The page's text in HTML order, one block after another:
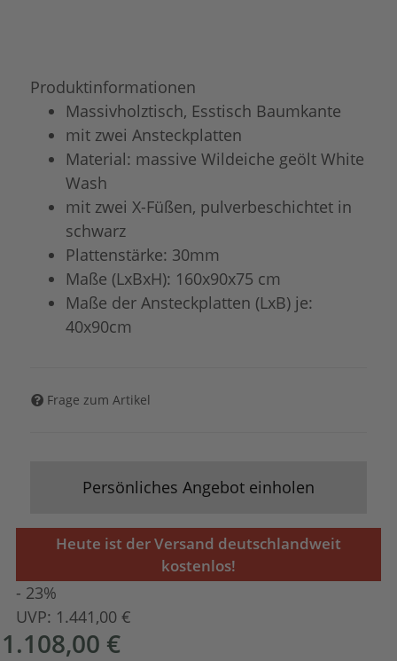
Produktinformationen
Massivholztisch, Esstisch Baumkante
mit zwei Ansteckplatten
Material: massive Wildeiche geölt White
Wash
mit zwei X-Füßen, pulverbeschichtet in
schwarz
Plattenstärke: 30mm
Maße (LxBxH): 160x90x75 cm
Maße der Ansteckplatten (LxB) je:
40x90cm
Frage zum Artikel
Persönliches Angebot einholen
Heute ist der Versand deutschlandweit
kostenlos!
- 23%
UVP: 1.441,00 €
1.108,00 €